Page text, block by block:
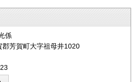
係
芳賀町大字祖母井1020